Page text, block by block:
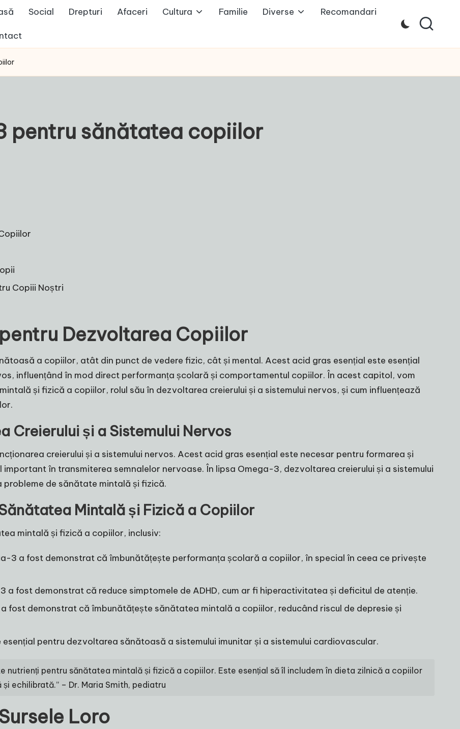
Social Drepturi Afaceri Cultura Familie Diverse Recomandari
pentru sănătatea copiilor
Copiii Noștri
Dezvoltarea Copiilor
a copiilor, atât din punct de vedere fizic, cât și mental. Acest acid gras esențial este esențial
influențând în mod direct performanța școlară și comportamentul copiilor. În acest capitol, vom
și fizică a copiilor, rolul său în dezvoltarea creierului și a sistemului nervos, și cum influențează
Creierului și a Sistemului Nervos
creierului și a sistemului nervos. Acest acid gras esențial este necesar pentru formarea și
important în transmiterea semnalelor nervoase. În lipsa Omega-3, dezvoltarea creierului și a sistemului
de sănătate mintală și fizică.
Mintală și Fizică a Copiilor
mintală și fizică a copiilor, inclusiv:
3 a fost demonstrat că îmbunătățește performanța școlară a copiilor, în special în ceea ce privește
a fost demonstrat că reduce simptomele de ADHD, cum ar fi hiperactivitatea și deficitul de atenție.
fost demonstrat că îmbunătățește sănătatea mintală a copiilor, reducând riscul de depresie și
pentru dezvoltarea sănătoasă a sistemului imunitar și a sistemului cardiovascular.
nutrienți pentru sănătatea mintală și fizică a copiilor. Este esențial să îl includem în dieta zilnică a copiilor
echilibrată.” – Dr. Maria Smith, pediatru
Loro